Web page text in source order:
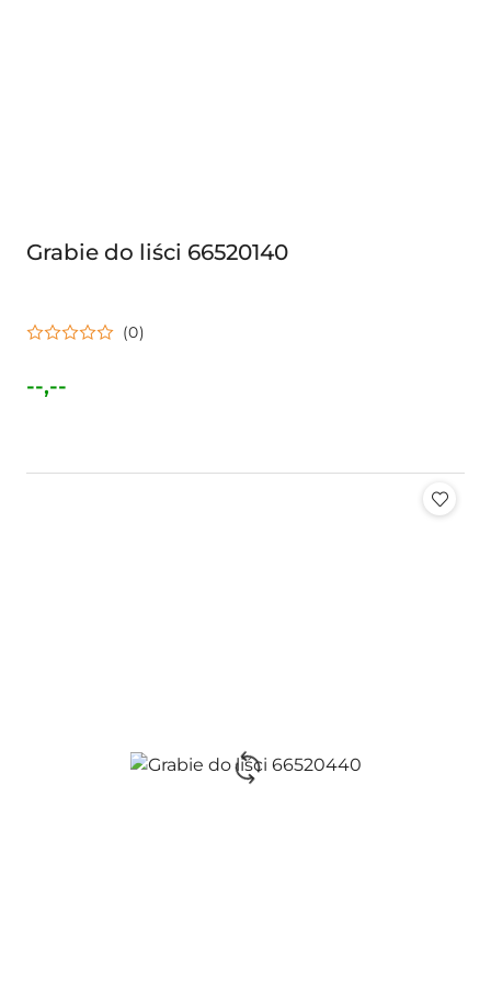
Grabie do liści 66520140
(0)
Cena:
--,--